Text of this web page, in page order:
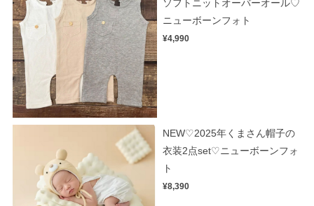
ソフトニットオーバーオール♡
ニューボーンフォト
¥4,990
NEW♡2025年くまさん帽子の
衣装2点set♡ニューボーンフォ
ト
¥8,390